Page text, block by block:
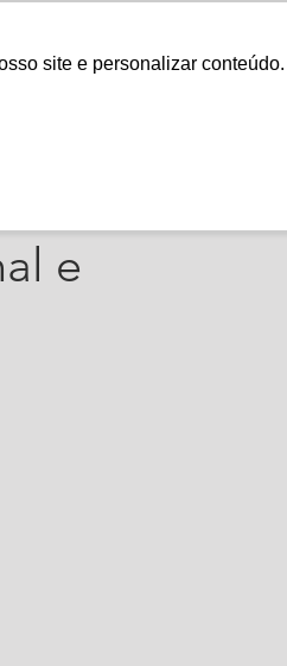
site e personalizar
e